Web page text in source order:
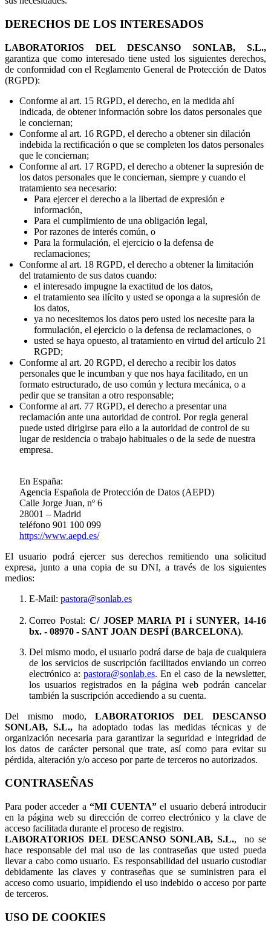
DERECHOS DE LOS INTERESADOS
LABORATORIOS DEL DESCANSO SONLAB, S.L.,
garantiza que como interesado tiene usted los siguientes derechos,
de conformidad con el Reglamento General de Protección de Datos
(RGPD):
Conforme al art. 15 RGPD, el derecho, en la medida ahí
indicada, de obtener información sobre los datos personales que
le conciernan;
Conforme al art. 16 RGPD, el derecho a obtener sin dilación
indebida la rectificación o que se completen los datos personales
que le conciernan;
Conforme al art. 17 RGPD, el derecho a obtener la supresión de
los datos personales que le conciernan, siempre y cuando el
tratamiento sea necesario:
Para ejercer el derecho a la libertad de expresión e
información,
Para el cumplimiento de una obligación legal,
Por razones de interés común, o
Para la formulación, el ejercicio o la defensa de
reclamaciones;
Conforme al art. 18 RGPD, el derecho a obtener la limitación
del tratamiento de sus datos cuando:
el interesado impugne la exactitud de los datos,
el tratamiento sea ilícito y usted se oponga a la supresión de
los datos,
ya no necesitemos los datos pero usted los necesite para la
formulación, el ejercicio o la defensa de reclamaciones, o
usted se haya opuesto, al tratamiento en virtud del artículo 21
RGPD;
Conforme al art. 20 RGPD, el derecho a recibir los datos
personales que le incumban y que nos haya facilitado, en un
formato estructurado, de uso común y lectura mecánica, o a
pedir que se transitan a otro responsable;
Conforme al art. 77 RGPD, el derecho a presentar una
reclamación ante una autoridad de control. Por regla general
puede usted dirigirse para ello a la autoridad de control de su
lugar de residencia o trabajo habituales o de la sede de nuestra
empresa.
En España:
Agencia Española de Protección de Datos (AEPD)
Calle Jorge Juan, nº 6
28001 – Madrid
teléfono 901 100 099
https://www.aepd.es/
El usuario podrá ejercer sus derechos remitiendo una solicitud
expresa, junto a una copia de su DNI, a través de los siguientes
medios:
E-Mail: pastora@sonlab.es
Correo Postal: C/ JOSEP MARIA PI i SUNYER, 14-16
bx. - 08970 - SANT JOAN DESPÍ (BARCELONA).
Del mismo modo, el usuario podrá darse de baja de cualquiera
de los servicios de suscripción facilitados enviando un correo
electrónico a: pastora@sonlab.es. En el caso de la newsletter,
los usuarios registrados en la página web podrán cancelar
también la suscripción accediendo a su cuenta.
Del mismo modo,LABORATORIOS DEL DESCANSO
SONLAB, S.L., ha adoptado todas las medidas técnicas y de
organización necesaria para garantizar la seguridad e integridad de
los datos de carácter personal que trate, así como para evitar su
pérdida, alteración y/o acceso por parte de terceros no autorizados.
CONTRASEÑAS
Para poder acceder a “MI CUENTA” el usuario deberá introducir
en la página web su dirección de correo electrónico y la clave de
acceso facilitada durante el proceso de registro.
LABORATORIOS DEL DESCANSO SONLAB, S.L., no se
hace responsable del mal uso de las contraseñas que usted pueda
llevar a cabo como usuario. Es responsabilidad del usuario custodiar
debidamente las claves y contraseñas que se suministren para el
acceso como usuario, impidiendo el uso indebido o acceso por parte
de terceros.
USO DE COOKIES